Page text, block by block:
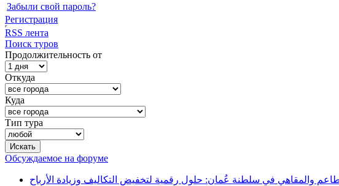
Забыли свой пароль?
Регистрация
RSS лента
Поиск туров
Продолжительность от
Откуда
Куда
Тип тура
Обсуждаемое на форуме
والمقاهي في سلطنة عُمان: حلول رقمية لتخفيض التكاليف وزيادة الأرباح